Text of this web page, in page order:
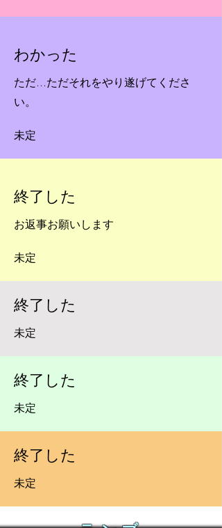
わかった
ただ...ただそれをやり遂げてくださ
い。
未定
終了した
お返事お願いします
未定
終了した
未定
終了した
未定
終了した
未定